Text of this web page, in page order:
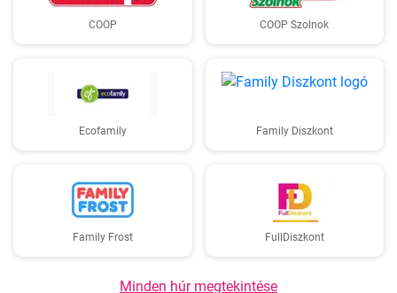
COOP COOP Szolnok
Ecofamily Family Diszkont
Family Frost FullDiszkont
Minden húr megtekintése